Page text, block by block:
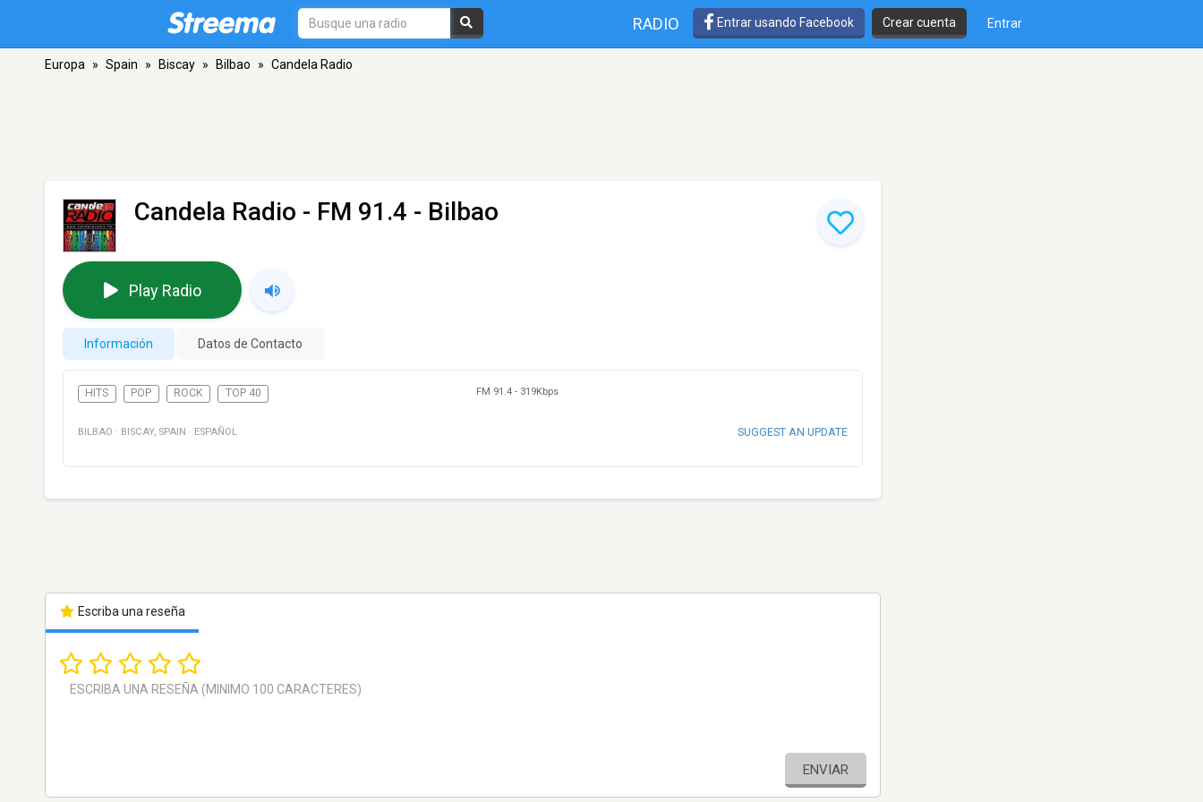
RADIO Entrar usando Facebook Crear cuenta Entrar
Europa » Spain » Biscay » Bilbao » Candela Radio
Candela Radio - FM 91.4 - Bilbao
Play Radio
Información Datos de Contacto
HITS POP ROCK TOP 40 FM 91.4 - 319Kbps
BILBAO · BISCAY, SPAIN · ESPAÑOL SUGGEST AN UPDATE
Escriba una reseña
ENVIAR